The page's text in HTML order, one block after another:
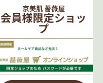
京美肌 薔薇屋
会員様限定ショッ
プ